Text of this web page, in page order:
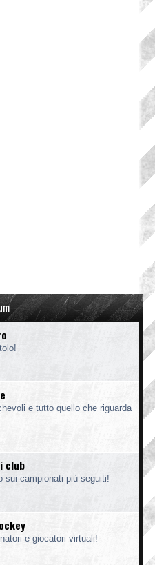
e tutto quello che riguarda
club
sui campionati più seguiti!
e giocatori virtuali!